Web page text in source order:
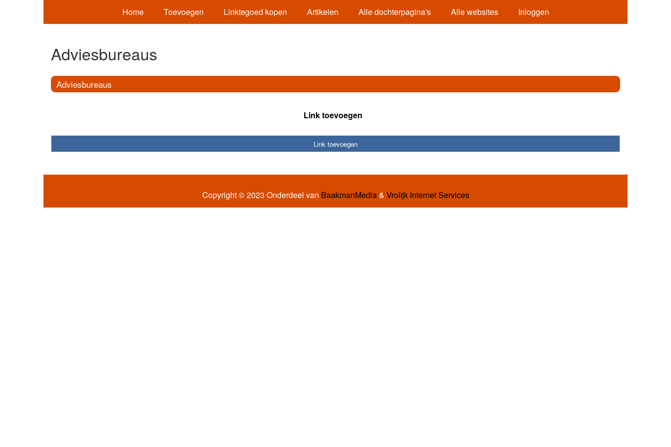
Home Toevoegen Linktegoed kopen Artikelen Alle dochterpagina's Alle websites Inloggen
Adviesbureaus
Adviesbureaus
Link toevoegen
Link toevoegen
Copyright © 2023 Onderdeel van BaakmanMedia& Vrolijk Internet Services